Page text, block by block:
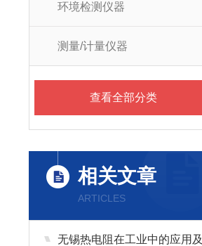
环境检测仪器
测量/计量仪器
查看全部分类
相关文章
ARTICLES
无锡热电阻在工业中的应用及